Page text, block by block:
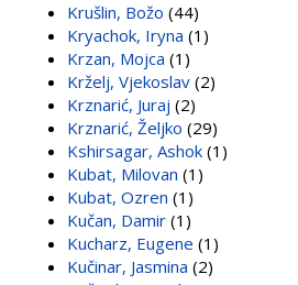
Krušlin, Božo (44)
Kryachok, Iryna (1)
Krzan, Mojca (1)
Krželj, Vjekoslav (2)
Krznarić, Juraj (2)
Krznarić, Željko (29)
Kshirsagar, Ashok (1)
Kubat, Milovan (1)
Kubat, Ozren (1)
Kučan, Damir (1)
Kucharz, Eugene (1)
Kučinar, Jasmina (2)